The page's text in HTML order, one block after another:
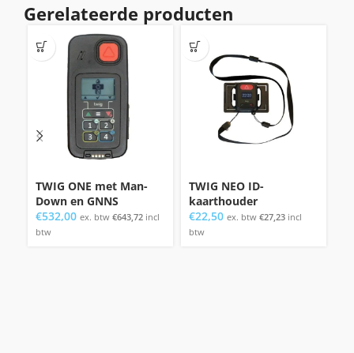
Gerelateerde producten
TWIG ONE met Man-
Down en GNNS
€532,00 ex. btw €643,72 incl
btw
TWIG NEO ID-
kaarthouder
€22,50 ex. btw €27,23 incl
btw